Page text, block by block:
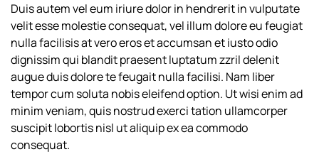
Duis autem vel eum iriure dolor in hendrerit in vulputate
velit esse molestie consequat, vel illum dolore eu feugiat
nulla facilisis at vero eros et accumsan et iusto odio
dignissim qui blandit praesent luptatum zzril delenit
augue duis dolore te feugait nulla facilisi. Nam liber
tempor cum soluta nobis eleifend option. Ut wisi enim ad
minim veniam, quis nostrud exerci tation ullamcorper
suscipit lobortis nisl ut aliquip ex ea commodo
consequat.